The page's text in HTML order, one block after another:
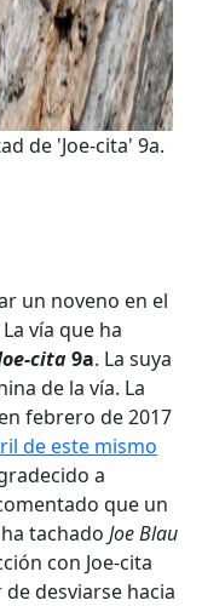
de 'Joe-cita' 9a.
un noveno en el
vía que ha
cita9a. La suya
de la vía. La
en febrero de 2017
de este mismo
a
que un
ha tachado Joe Blau
con Joe-cita
desviarse hacia